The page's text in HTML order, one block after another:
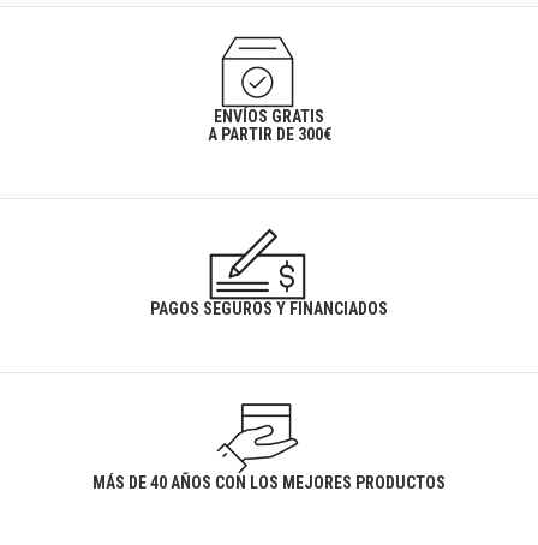
ENVÍOS GRATIS
A PARTIR DE 300€
PAGOS SEGUROS Y FINANCIADOS
MÁS DE 40 AÑOS CON LOS MEJORES PRODUCTOS